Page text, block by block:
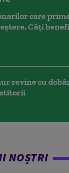
care
Câți
revine cu
NOȘTRI